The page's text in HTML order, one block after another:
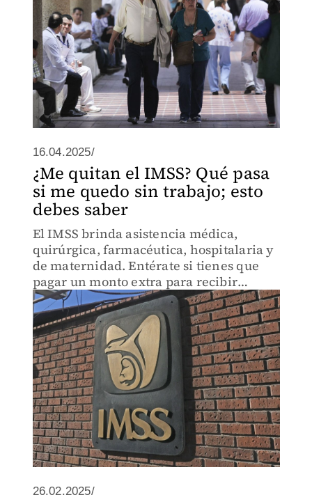
16.04.2025/
¿Me quitan el IMSS? Qué pasa
si me quedo sin trabajo; esto
debes saber
El IMSS brinda asistencia médica,
quirúrgica, farmacéutica, hospitalaria y
de maternidad. Entérate si tienes que
pagar un monto extra para recibir
atención
26.02.2025/